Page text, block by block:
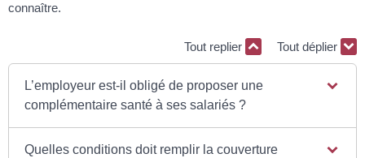
connaître.
Tout replier Tout déplier
L’employeur est-il obligé de proposer une
complémentaire santé à ses salariés ?
Quelles conditions doit remplir la couverture